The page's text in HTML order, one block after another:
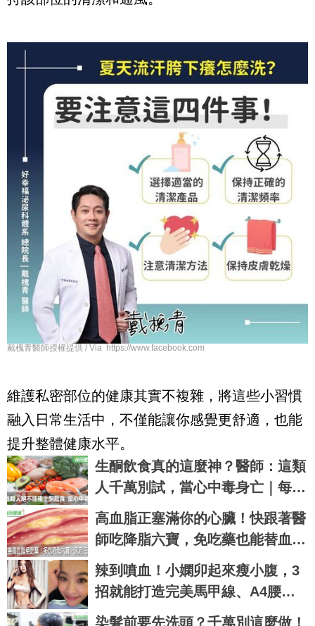
戴槐青醫師授權提供 / Via https://www.facebook.com
維護私密部位的健康其實不複雜，將這些小習慣
融入日常生活中，不僅能讓你感覺更舒適，也能
提升整體健康水平。
生酮飲食真的這麼神？醫師：這類
人千萬別試，當心中毒身亡｜每日
健康 Health
高血脂正塞滿你的心臟！快跟著醫
師吃降脂六寶，免吃藥也能替血管
注入新血｜每日健康 Health
辣到噴血！小嫻卯起來瘦小腹，3
招就能打造完美馬甲線、A4腰｜
每日健康 Health
染髮前要先洗頭？千萬別這麼做！